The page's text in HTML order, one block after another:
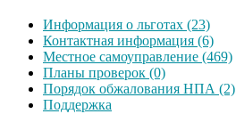
Информация о льготах (23)
Контактная информация (6)
Местное самоуправление (469)
Планы проверок (0)
Порядок обжалования НПА (2)
Поддержка